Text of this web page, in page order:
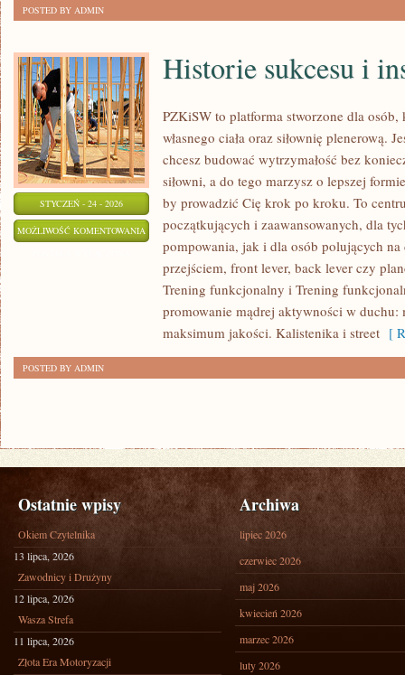
POSTED BY ADMIN
STYCZEŃ - 24 - 2026
MOŻLIWOŚĆ KOMENTOWANIA HISTORIE
SUKCESU
INSPIRACJE
Historie sukcesu i
PZKiSW to platforma stworzone dla
własnego ciała oraz siłownię plenerową.
chcesz budować wytrzymałość bez
siłowni, a do tego marzysz o lepszej
by prowadzić Cię krok po kroku. To
początkujących i zaawansowanych, dla
pompowania, jak i dla osób polujących
przejściem, front lever, back lever czy
Trening funkcjonalny i Trening
promowanie mądrej aktywności w
maksimum jakości. Kalistenika i street [
POSTED BY ADMIN
Ostatnie wpisy
Okiem Czytelnika
13 lipca, 2026
Zawodnicy i Drużyny
12 lipca, 2026
Wasza Strefa
11 lipca, 2026
Złota Era Motoryzacji
Archiwa
lipiec 2026
czerwiec 2026
maj 2026
kwiecień 2026
marzec 2026
luty 2026